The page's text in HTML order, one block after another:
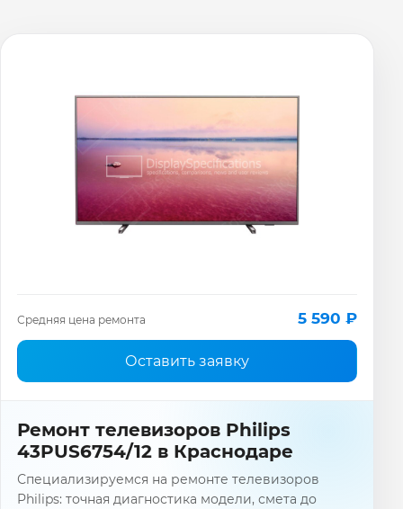
Средняя цена ремонта 5 590 ₽
Оставить заявку
Ремонт телевизоров Philips
43PUS6754/12 в Краснодаре
Специализируемся на ремонте телевизоров
Philips: точная диагностика модели, смета до